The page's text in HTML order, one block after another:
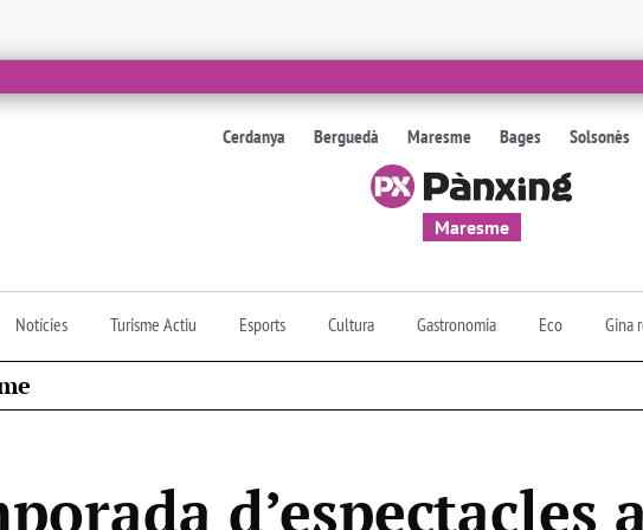
Cerdanya Berguedà Maresme Bages Solsonès
Maresme
Notícies Turisme Actiu Esports Cultura Gastronomia Eco Gina
d’espectacles